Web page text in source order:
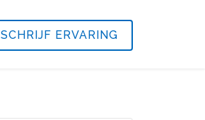
SCHRIJF ERVARING